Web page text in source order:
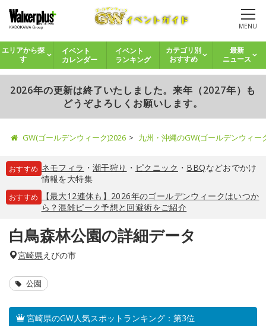
MENU
エリアから探
す
イベント
カレンダー
イベント
ランキング
カテゴリ別
おすすめ
最新
ニュース
2026年の更新は終了いたしました。来年（2027年）も
どうぞよろしくお願いします。
GW(ゴールデンウィーク)2026 九州・沖縄のGW(ゴールデンウィ
おすすめ ネモフィラ ・ 潮干狩り ・ ピクニック ・ BBQなどおでかけ
情報を大特集
おすすめ
【最大12連休も】2026年のゴールデンウィークはいつか
ら？混雑ピーク予想と回避術をご紹介
白鳥森林公園の詳細データ
宮崎県えびの市
公園
宮崎県のGW人気スポットランキング：第3位